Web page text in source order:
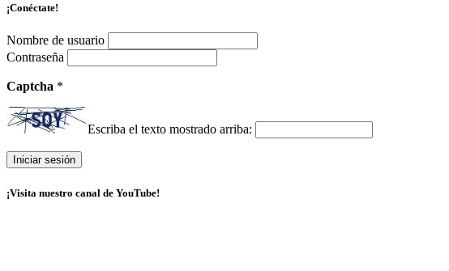
¡Conéctate!
Nombre de usuario
Contraseña
Captcha *
Escriba el texto mostrado arriba:
¡Visita nuestro canal de YouTube!